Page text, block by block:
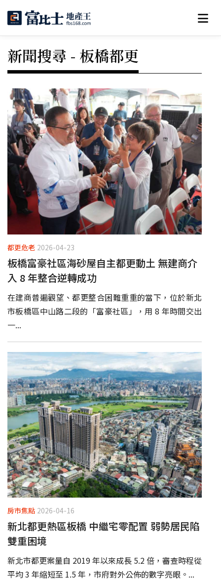
新聞搜尋 - 板橋都更
都更危老 2026-04-23
板橋富豪社區海砂屋自主都更動土 無建商介
入 8 年整合逆轉成功
在建商普遍觀望、都更整合困難重重的當下，位於新北
市板橋區中山路二段的「富豪社區」，用 8 年時間交出
一...
房市焦點 2026-04-16
新北都更熱區板橋 中繼宅零配置 弱勢居民陷
雙重困境
新北市都更案量自 2019 年以來成長 5.2 倍，審查時程從
平均 3 年縮短至 1.5 年，市府對外公佈的數字亮眼。...